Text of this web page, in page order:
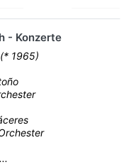
- Konzerte
1965)